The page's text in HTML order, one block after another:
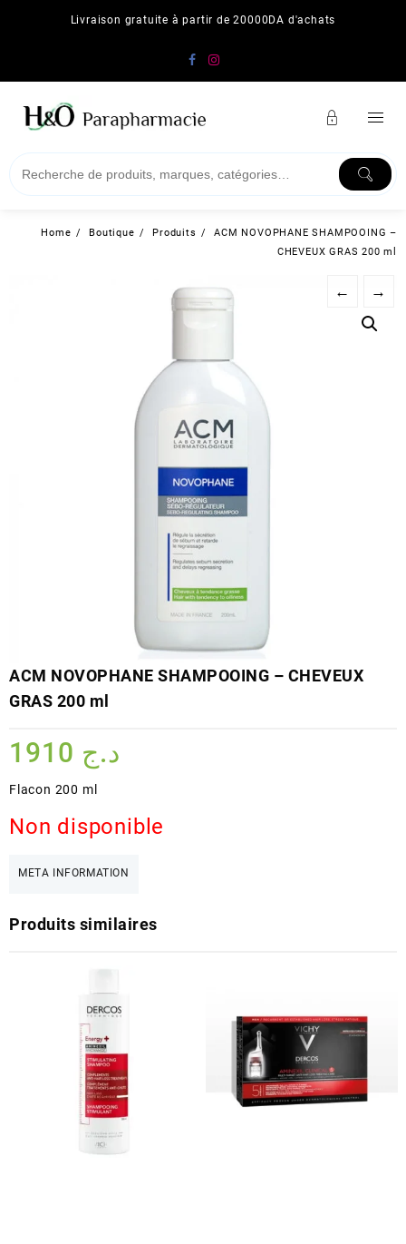
Livraison gratuite à partir de 20000DA d'achats
Home Boutique Produits
ACM NOVOPHANE SHAMPOOING –
CHEVEUX GRAS 200 ml
← →
ACM NOVOPHANE SHAMPOOING – CHEVEUX
GRAS 200 ml
د.ج
Flacon 200 ml
Non disponible
META INFORMATION
Produits similaires